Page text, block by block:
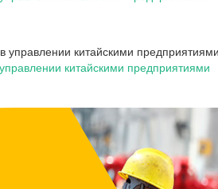
китайскими
китайскими предприятиями